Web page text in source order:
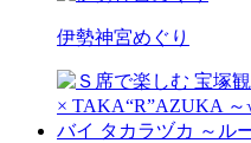
伊勢神宮めぐり